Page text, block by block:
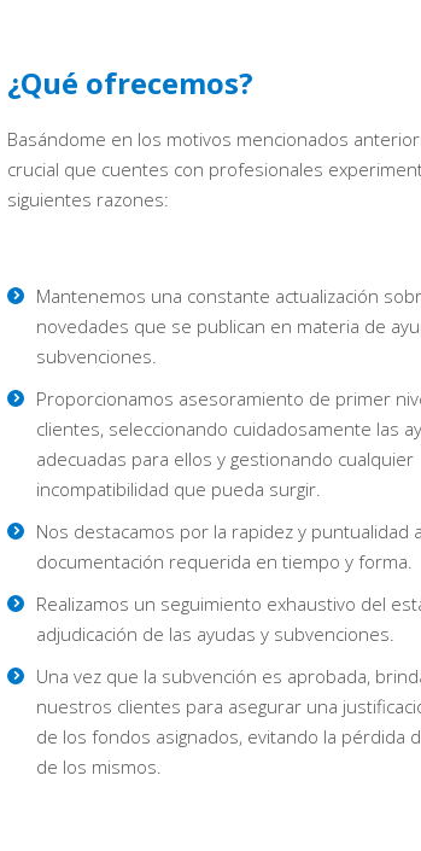
¿Qué ofrecemos?
Basándome en los motivos mencionados
crucial que cuentes con profesionales
siguientes razones:
Mantenemos una constante actualización
novedades que se publican en materia de
subvenciones.
Proporcionamos asesoramiento de primer
clientes, seleccionando cuidadosamente las
adecuadas para ellos y gestionando cualquier
incompatibilidad que pueda surgir.
Nos destacamos por la rapidez y puntualidad
documentación requerida en tiempo y forma.
Realizamos un seguimiento exhaustivo del
adjudicación de las ayudas y subvenciones.
Una vez que la subvención es aprobada,
nuestros clientes para asegurar una
de los fondos asignados, evitando la pérdida
de los mismos.